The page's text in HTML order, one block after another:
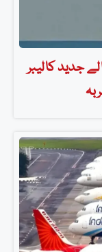
جدید کالیبر